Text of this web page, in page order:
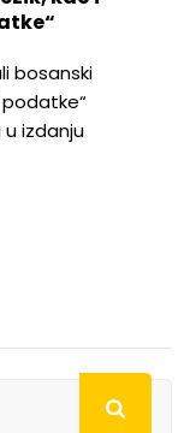
bosanski
izdanju